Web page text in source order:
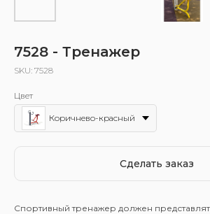
7528 - Тренажер
SKU: 7528
Цвет
Коричнево-красный
Сделать заказ
Спортивный тренажер должен